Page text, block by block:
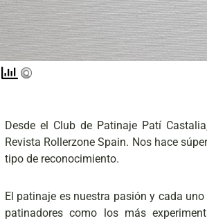
Desde el Club de Patinaje Patí
Revista Rollerzone Spain. Nos hace
tipo de reconocimiento.
El patinaje es nuestra pasión y cada
patinadores como los más